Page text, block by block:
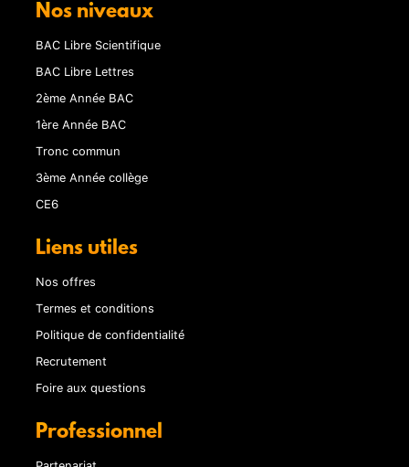
Nos niveaux
BAC Libre Scientifique
BAC Libre Lettres
2ème Année BAC
1ère Année BAC
Tronc commun
3ème Année collège
CE6
Liens utiles
Nos offres
Termes et conditions
Politique de confidentialité
Recrutement
Foire aux questions
Professionnel